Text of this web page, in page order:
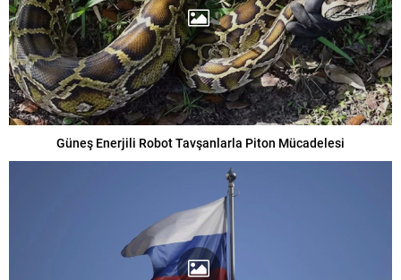
Güneş Enerjili Robot Tavşanlarla Piton Mücadelesi